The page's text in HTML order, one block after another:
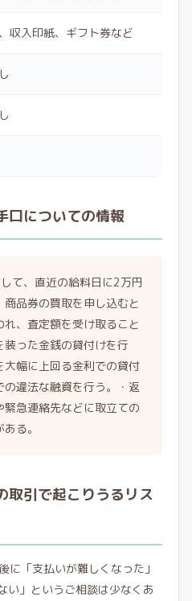
収入印紙、ギフト券など
口についての情報
て、直近の給料日に2万円
品券の買取を申し込むと
、査定額を受け取ること
った金銭の貸付けを行
幅に上回る金利での貸付
違法な融資を行う。・返
急連絡先などに取立ての
る。
取引で起こりうるリス
に「支払いが難しくなった」
い」というご相談は少なくあ